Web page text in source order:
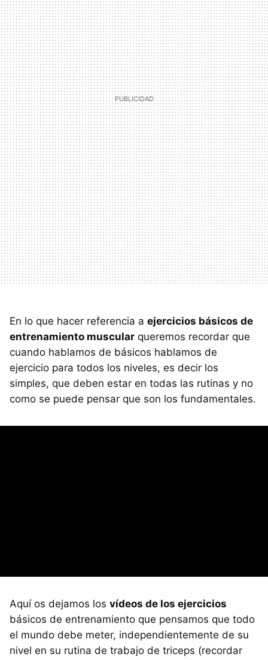
En lo que hacer referencia a ejercicios básicos de
entrenamiento muscular queremos recordar que
cuando hablamos de básicos hablamos de
ejercicio para todos los niveles, es decir los
simples, que deben estar en todas las rutinas y no
como se puede pensar que son los fundamentales.
Aquí os dejamos los vídeos de los ejercicios
básicos de entrenamiento que pensamos que todo
el mundo debe meter, independientemente de su
nivel en su rutina de trabajo de triceps (recordar